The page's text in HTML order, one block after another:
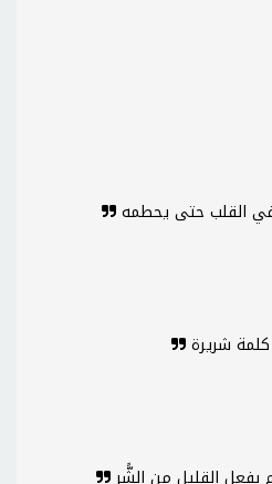
القلب حتى يحطمه
شريرة
القليل من الشًّر